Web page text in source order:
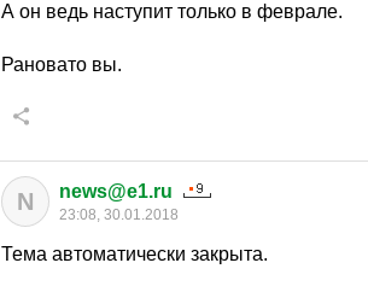
А он ведь наступит только в феврале.
Рановато вы.
N news@e1.ru
23:08, 30.01.2018
Тема автоматически закрыта.